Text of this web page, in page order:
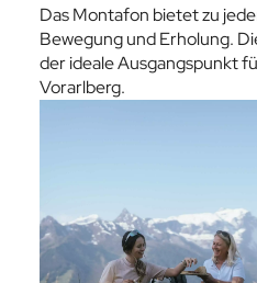
Das Montafon bietet zu
Bewegung und Erholung.
der ideale Ausgangspunkt
Vorarlberg.